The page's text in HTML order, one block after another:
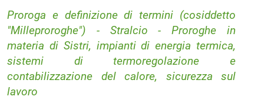
Proroga e definizione di termini (cosiddetto
"Milleproroghe") - Stralcio - Proroghe in
materia di Sistri, impianti di energia termica,
sistemi di termoregolazione e
contabilizzazione del calore, sicurezza sul
lavoro